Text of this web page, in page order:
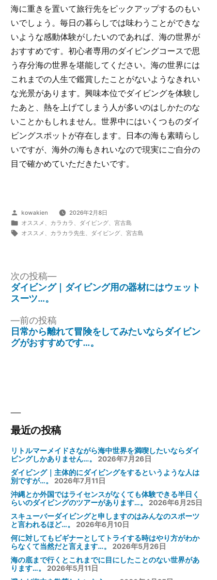
海に重きを置いて旅行先をピックアップするのもい
いでしょう。毎日の暮らしでは味わうことができな
いような感動体験がしたいのであれば、海の世界が
おすすめです。初心者専用のダイビングコースで思
う存分海の世界を堪能してください。海の世界には
これまでの人生で鑑賞したことがないようなきれい
な光景があります。興味本位でダイビングを体験し
たあと、熱を上げてしまう人が多いのはしかたのな
いことかもしれません。世界中にはいくつものダイ
ビングスポットが存在します。日本の海も素晴らし
いですが、海外の海もきれいなので現実にご自分の
目で確かめていただきたいです。
投
稿
者:
kowakien
2026年2月8日
カ
テ
オススメ カラカラ ダイビング、 宮古島
タ
オススメ カラカラ先生 ダイビング、 宮古島
投
稿
ナ
ビ
ョ
ン
前の投稿
の
投
日常から離れて冒険をしてみたいならダイビン
グがおすすめです…。
次の投稿
次
の
ダイビング｜ダイビング用の器材にはウェット
スーツ…。
最近の投稿
リトルマーメイドさながら海中世界を満喫したいならダイ
ビングしかありません…。
2026年7月26日
ダイビング｜主体的にダイビングをするというような人は
別ですが…。
2026年7月11日
沖縄とか外国ではライセンスがなくても体験できる半日く
らいのダイビングのツアーがあります…。
2026年6月25日
スキューバーダイビングと申しますのはみんなのスポーツ
と言われるほど…。
2026年6月10日
何に対してもビギナーとしてトライする時はやり方がわか
らなくて当然だと言えます…。
2026年5月26日
海の底まで行くとこれまでに目にしたことのない世界があ
ります…。
2026年5月11日